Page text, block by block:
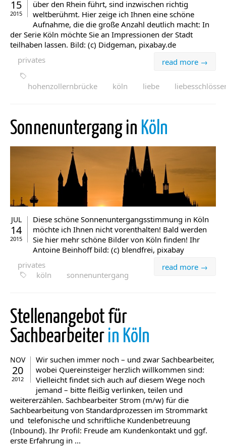
15
2015
über den Rhein führt, sind inzwischen richtig
weltberühmt. Hier zeige ich Ihnen eine schöne
Aufnahme, die die große Anzahl deutlich macht: In
der Serie Köln möchte Sie an Impressionen der Stadt
teilhaben lassen. Bild: (c) Didgeman, pixabay.de
read more →
privates
hohenzollernbrücke köln liebe
Sonnenuntergang in Köln
JUL
14
2015
Diese schöne Sonnenuntergangsstimmung in Köln
möchte ich Ihnen nicht vorenthalten! Bald werden
Sie hier mehr schöne Bilder von Köln finden! Ihr
Antoine Beinhoff bild: (c) blendfrei, pixabay
read more →
privates
köln
sonnenuntergang
Stellenangebot für
Sachbearbeiter in Köln
NOV
20
2012
Wir suchen immer noch – und zwar Sachbearbeiter,
wobei Quereinsteiger herzlich willkommen sind:
Vielleicht findet sich auch auf diesem Wege noch
jemand – bitte fleißig verlinken, teilen und
weitererzählen. Sachbearbeiter Strom (m/w) für die
Sachbearbeitung von Standardprozessen im Strommarkt
und telefonische und schriftliche Kundenbetreuung
(Inbound). Ihr Profil: Freude am Kundenkontakt und ggf.
erste Erfahrung in ...